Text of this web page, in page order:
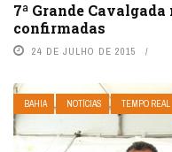
7ª Grande
confirmadas
24 DE JULHO DE 2015
BAHIA NOTÍCIAS TEMPO REAL